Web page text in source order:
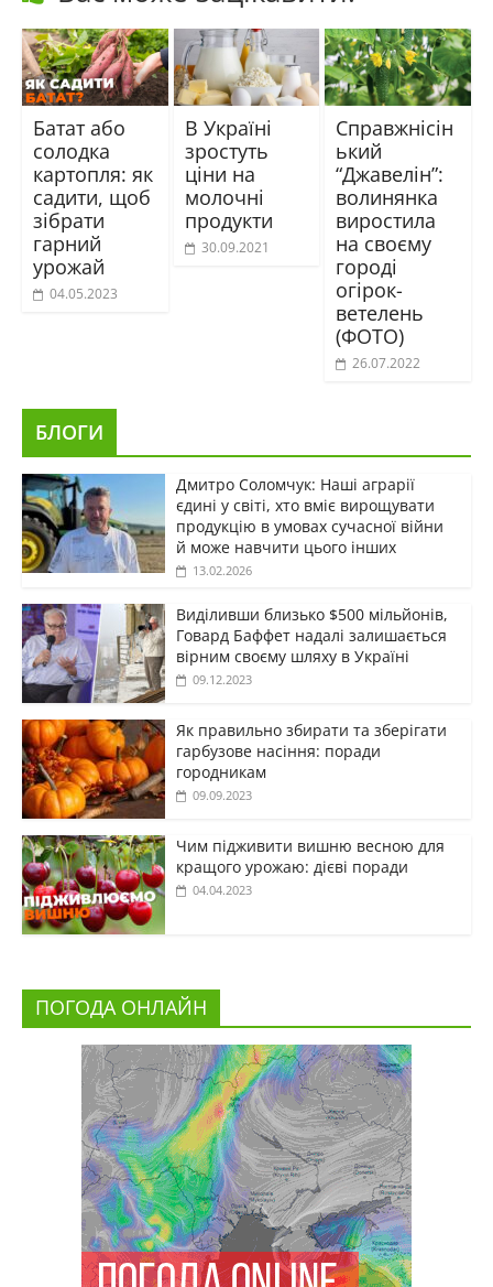
Батат або
солодка
картопля: як
садити, щоб
зібрати
гарний
урожай
04.05.2023
В Україні
зростуть
ціни на
молочні
продукти
30.09.2021
Справжнісін
ький
“Джавелін”:
волинянка
виростила
на своєму
городі
огірок-
ветелень
(ФОТО)
26.07.2022
БЛОГИ
Дмитро Соломчук: Наші аграрії
єдині у світі, хто вміє вирощувати
продукцію в умовах сучасної війни
й може навчити цього інших
13.02.2026
Виділивши близько $500 мільйонів,
Говард Баффет надалі залишається
вірним своєму шляху в Україні
09.12.2023
Як правильно збирати та зберігати
гарбузове насіння: поради
городникам
09.09.2023
Чим підживити вишню весною для
кращого урожаю: дієві поради
04.04.2023
ПОГОДА ОНЛАЙН